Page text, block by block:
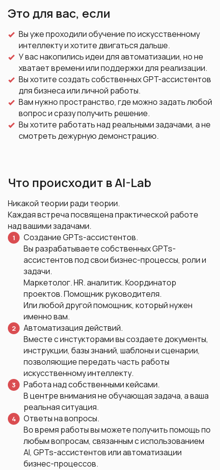
Это для вас, если
Вы уже проходили обучение по искусственному
интеллекту и хотите двигаться дальше.
У вас накопились идеи для автоматизации, но не
хватает времени или поддержки для реализации.
Вы хотите создать собственных GPT-ассистентов
для бизнеса или личной работы.
Вам нужно пространство, где можно задать любой
вопрос и сразу получить решение.
Вы хотите работать над реальными задачами, а не
смотреть дежурную демонстрацию.
Что происходит в AI-Lab
Никакой теории ради теории.
Каждая встреча посвящена практической работе
над вашими задачами.
Создание GPTs-ассистентов.
Вы разрабатываете собственных GPTs-
ассистентов под свои бизнес-процессы, роли и
задачи.
Маркетолог. HR. аналитик. Координатор
проектов. Помощник руководителя.
Или любой другой помощник, который нужен
именно вам.
Автоматизация действий.
Вместе с инстукторами вы создаете документы,
инструкции, базы знаний, шаблоны и сценарии,
позволяющие передать часть работы
искусственному интеллекту.
Работа над собственными кейсами.
В центре внимания не обучающая задача, а ваша
реальная ситуация.
Ответы на вопросы.
Во время работы вы можете получить помощь по
любым вопросам, связанным с использованием
AI, GPTs-ассистентов или автоматизации
бизнес-процессов.